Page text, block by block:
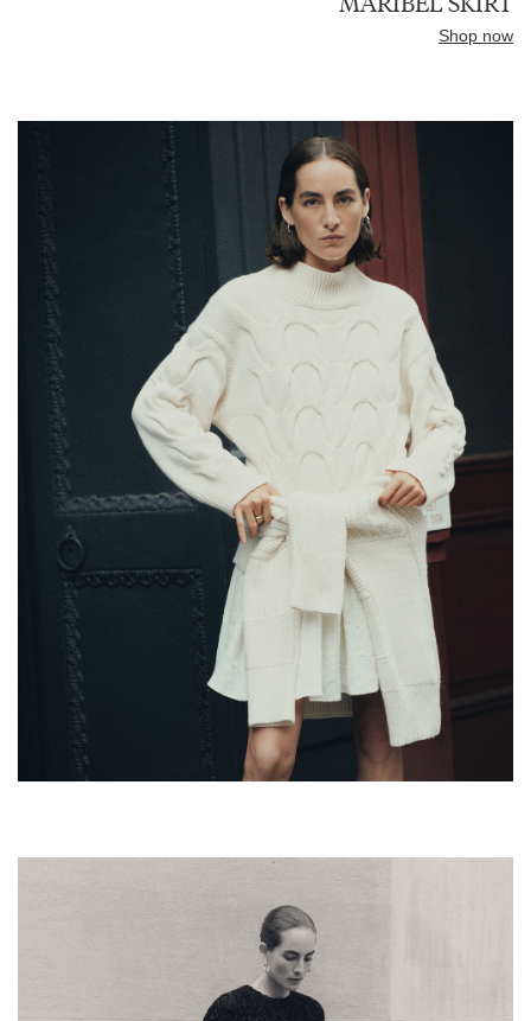
Shop now